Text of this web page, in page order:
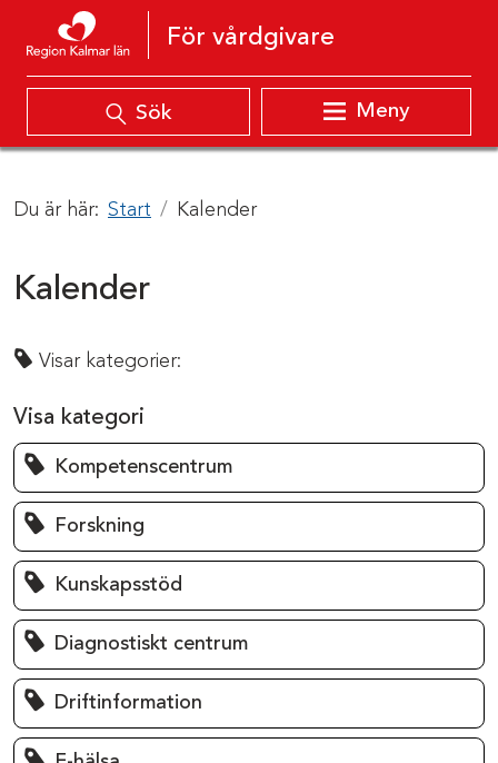
Hoppa till innehåll
För vårdgivare
Sök Meny
Du är här: Start Kalender
Kalender
Visar kategorier:
Visa kategori
Kompetenscentrum
Forskning
Kunskapsstöd
Diagnostiskt centrum
Driftinformation